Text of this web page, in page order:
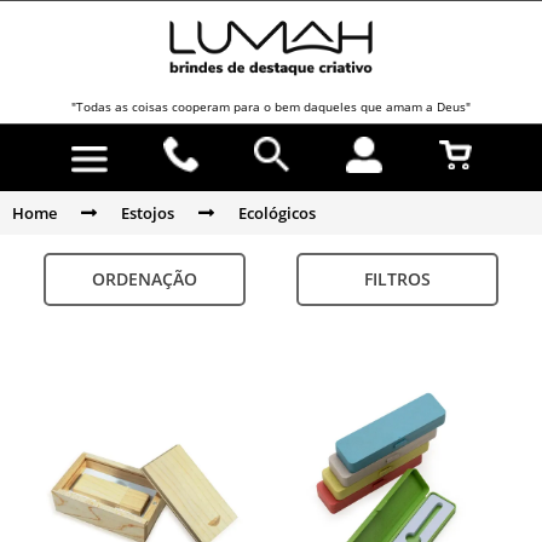
"Todas as coisas cooperam para o bem daqueles que amam a Deus"
Home Estojos Ecológicos
ORDENAÇÃO FILTROS